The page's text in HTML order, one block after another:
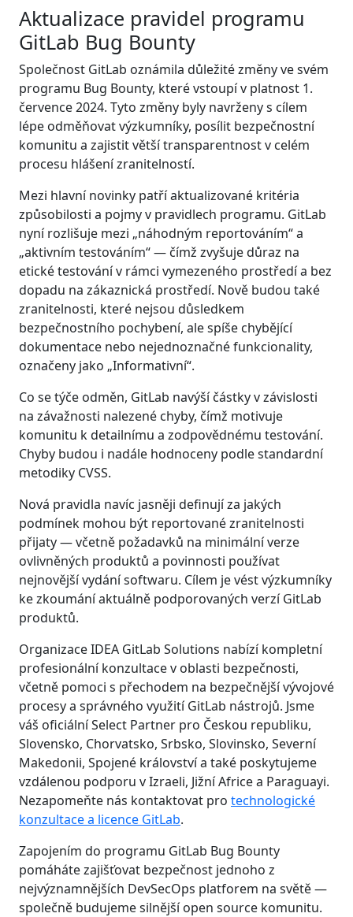
Aktualizace pravidel programu
GitLab Bug Bounty
Společnost GitLab oznámila důležité změny ve svém
programu Bug Bounty, které vstoupí v platnost 1.
července 2024. Tyto změny byly navrženy s cílem
lépe odměňovat výzkumníky, posílit bezpečnostní
komunitu a zajistit větší transparentnost v celém
procesu hlášení zranitelností.
Mezi hlavní novinky patří aktualizované kritéria
způsobilosti a pojmy v pravidlech programu. GitLab
nyní rozlišuje mezi „náhodným reportováním“ a
„aktivním testováním“ — čímž zvyšuje důraz na
etické testování v rámci vymezeného prostředí a bez
dopadu na zákaznická prostředí. Nově budou také
zranitelnosti, které nejsou důsledkem
bezpečnostního pochybení, ale spíše chybějící
dokumentace nebo nejednoznačné funkcionality,
označeny jako „Informativní“.
Co se týče odměn, GitLab navýší částky v závislosti
na závažnosti nalezené chyby, čímž motivuje
komunitu k detailnímu a zodpovědnému testování.
Chyby budou i nadále hodnoceny podle standardní
metodiky CVSS.
Nová pravidla navíc jasněji definují za jakých
podmínek mohou být reportované zranitelnosti
přijaty — včetně požadavků na minimální verze
ovlivněných produktů a povinnosti používat
nejnovější vydání softwaru. Cílem je vést výzkumníky
ke zkoumání aktuálně podporovaných verzí GitLab
produktů.
Organizace IDEA GitLab Solutions nabízí kompletní
profesionální konzultace v oblasti bezpečnosti,
včetně pomoci s přechodem na bezpečnější vývojové
procesy a správného využití GitLab nástrojů. Jsme
váš oficiální Select Partner pro Českou republiku,
Slovensko, Chorvatsko, Srbsko, Slovinsko, Severní
Makedonii, Spojené království a také poskytujeme
vzdálenou podporu v Izraeli, Jižní Africe a Paraguayi.
Nezapomeňte nás kontaktovat pro technologické
konzultace a licence GitLab.
Zapojením do programu GitLab Bug Bounty
pomáháte zajišťovat bezpečnost jednoho z
nejvýznamnějších DevSecOps platforem na světě —
společně budujeme silnější open source komunitu.